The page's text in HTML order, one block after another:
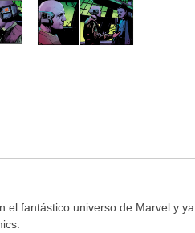
el fantástico universo de Marvel y ya